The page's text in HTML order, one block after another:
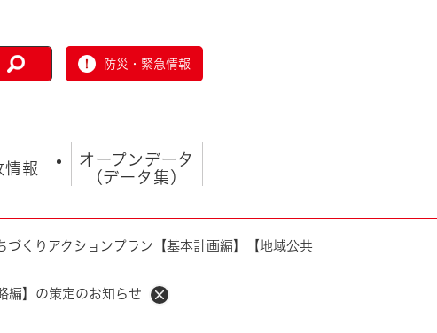
防災・緊急情報
働
情報
オープンデータ
（データ集）
づくりアクションプラン【基本計画編】【地域公共
編】の策定のお知らせ